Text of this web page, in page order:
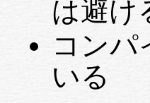
は避け
コンパ
いる